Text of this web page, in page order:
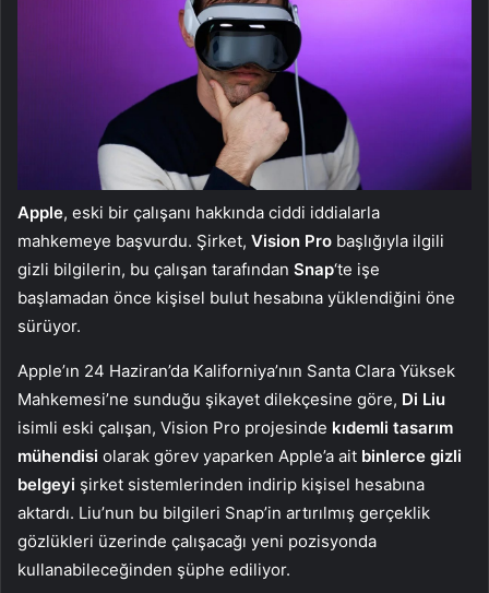
Apple, eski bir çalışanı hakkında ciddi iddialarla
mahkemeye başvurdu. Şirket, Vision Pro başlığıyla ilgili
gizli bilgilerin, bu çalışan tarafından Snap‘te işe
başlamadan önce kişisel bulut hesabına yüklendiğini öne
sürüyor.
Apple’ın 24 Haziran’da Kaliforniya’nın Santa Clara Yüksek
Mahkemesi’ne sunduğu şikayet dilekçesine göre, Di Liu
isimli eski çalışan, Vision Pro projesinde kıdemli tasarım
mühendisi olarak görev yaparken Apple’a ait binlerce gizli
belgeyi şirket sistemlerinden indirip kişisel hesabına
aktardı. Liu’nun bu bilgileri Snap’in artırılmış gerçeklik
gözlükleri üzerinde çalışacağı yeni pozisyonda
kullanabileceğinden şüphe ediliyor.